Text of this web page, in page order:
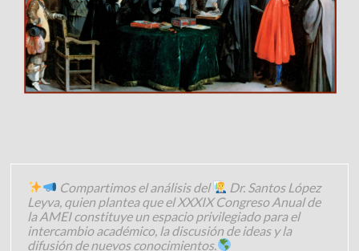
Compartimos el análisis del
Dr. Santos López
Leyva, quien plantea que el XXXIX Congreso Anual de
la AMEI constituye un espacio privilegiado para el
intercambio académico, la discusión de ideas y la
difusión de nuevos conocimientos.